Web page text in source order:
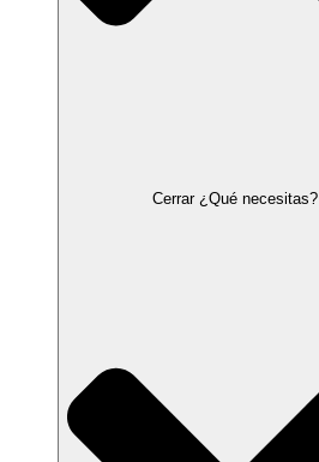
Cerrar ¿Qué necesitas?